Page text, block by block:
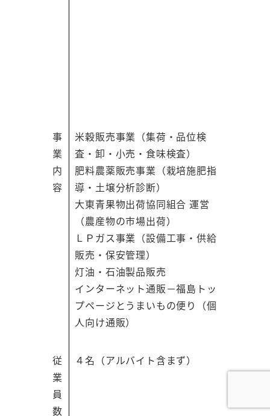
事
業
内
容
米穀販売事業（集荷・品位検
査・卸・小売・食味検査）
肥料農薬販売事業（栽培施肥指
導・土壌分析診断）
大東青果物出荷協同組合 運営
（農産物の市場出荷）
ＬＰガス事業（設備工事・供給
販売・保安管理）
灯油・石油製品販売
インターネット通販－福島トッ
プページとうまいもの便り（個
人向け通販）
従
業
員
数
４名（アルバイト含まず）